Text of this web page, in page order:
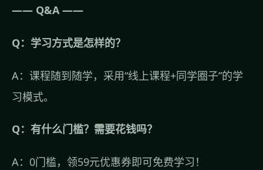
—— Q&A ——
Q：学习方式是怎样的？
A：课程随到随学，采用“线上课程+同学圈子”的学
习模式。
Q：有什么门槛？需要花钱吗？
A：0门槛，领59元优惠券即可免费学习！